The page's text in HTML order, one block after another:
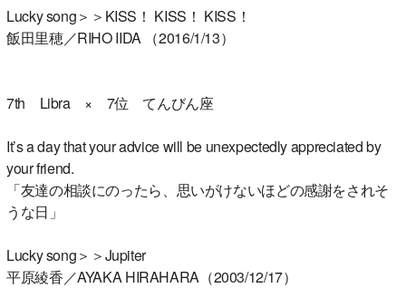
Lucky song＞＞KISS！ KISS！ KISS！
飯田里穂／RIHO IIDA （2016/1/13）
7th Libra × 7位 てんびん座
It’s a day that your advice will be unexpectedly appreciated by
your friend.
「友達の相談にのったら、思いがけないほどの感謝をされそ
うな日」
Lucky song＞＞Jupiter
平原綾香／AYAKA HIRAHARA（2003/12/17）